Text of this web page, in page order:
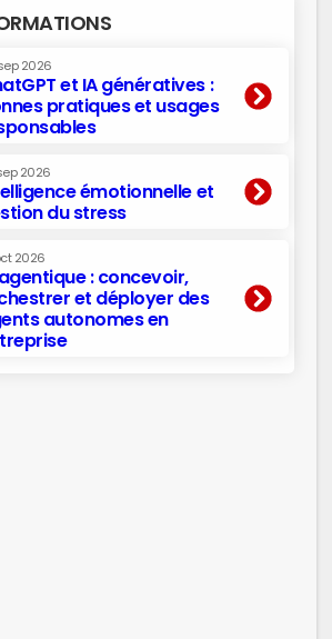
2026
et IA génératives :
pratiques et usages
2026
émotionnelle et
du stress
2026
: concevoir,
et déployer des
autonomes en